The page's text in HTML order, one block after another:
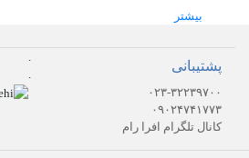
بیشتر
پشتیبانی
۰۲۳-۳۲۲۳۹۷۰۰
۰۹۰۲۴۷۴۱۷۷۳
کانال تلگرام افرا رام
.
.